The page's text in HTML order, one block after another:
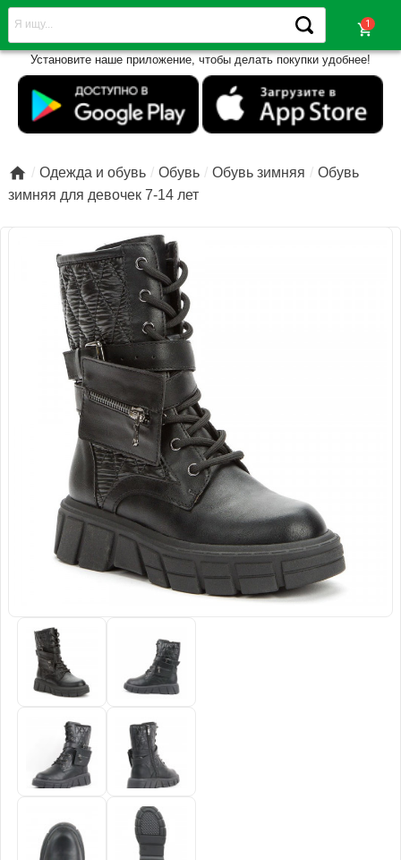
shopping_cart
Установите наше приложение, чтобы делать покупки удобнее!
 Одежда и обувь Обувь Обувь зимняя
Обувь
зимняя для девочек 7-14 лет